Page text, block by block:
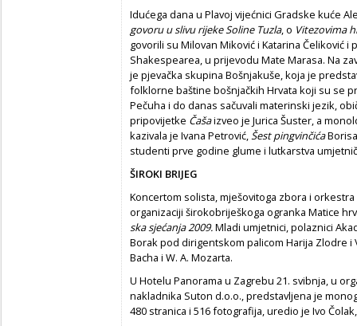
Idućega dana u Plavoj vijećnici Gradske kuće
govoru u slivu rijeke Soline Tuzla, o Vitezovima
govorili su Milovan Miković i Katarina Čeliković
Shakespearea, u prijevodu Mate Marasa. Na
je pjevačka skupina Bošnjakuše, koja je
folklorne baštine bošnjačkih Hrvata koji su se
Pečuha i do danas sačuvali materinski jezik,
pripovijetke Čašaizveo je Jurica Šuster, a
kazivala je Ivana Petrović,Šest pingvinčića
studenti prve godine glume i lutkarstva
ŠIROKI BRIJEG
Koncertom solista, mješovitoga zbora i
organizaciji širokobriješkoga ogranka Matice
ska sjećanja 2009.Mladi umjetnici, polaznici
Borak pod dirigentskom palicom Harija Zlodre i
Bacha i W. A. Mozarta.
U Hotelu Panorama u Zagrebu 21. svibnja, u
nakladnika Suton d.o.o., predstavljena je
480 stranica i 516 fotografija, uredio je Ivo